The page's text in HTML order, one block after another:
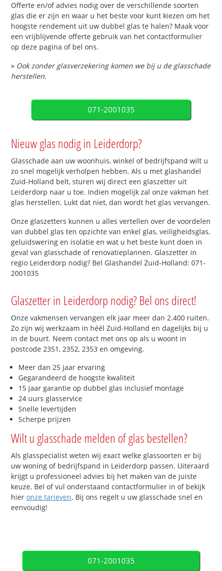
Offerte en/of advies nodig over de verschillende soorten
glas die er zijn en waar u het beste voor kunt kiezen om het
hoogste rendement uit uw dubbel glas te halen? Maak voor
een vrijblijvende offerte gebruik van het contactformulier
op deze pagina of bel ons.
» Ook zonder glasverzekering komen we bij u de glasschade
herstellen.
071-2001035
Nieuw glas nodig in Leiderdorp?
Glasschade aan uw woonhuis, winkel of bedrijfspand wilt u
zo snel mogelijk verholpen hebben. Als u met glashandel
Zuid-Holland belt, sturen wij direct een glaszetter uit
Leiderdorp naar u toe. Indien mogelijk zal onze vakman het
glas herstellen. Lukt dat niet, dan wordt het glas vervangen.
Onze glaszetters kunnen u alles vertellen over de voordelen
van dubbel glas ten opzichte van enkel glas, veiligheidsglas,
geluidswering en isolatie en wat u het beste kunt doen in
geval van glasschade of renovatieplannen. Glaszetter in
regio Leiderdorp nodig? Bel Glashandel Zuid-Holland: 071-
2001035
Glaszetter in Leiderdorp nodig? Bel ons direct!
Onze vakmensen vervangen elk jaar meer dan 2.400 ruiten.
Zo zijn wij werkzaam in héél Zuid-Holland en dagelijks bij u
in de buurt. Neem contact met ons op als u woont in
postcode 2351, 2352, 2353 en omgeving.
Meer dan 25 jaar ervaring
Gegarandeerd de hoogste kwaliteit
15 jaar garantie op dubbel glas inclusief montage
24 uurs glasservice
Snelle levertijden
Scherpe prijzen
Wilt u glasschade melden of glas bestellen?
Als glasspecialist weten wij exact welke glassoorten er bij
uw woning of bedrijfspand in Leiderdorp passen. Uiteraard
krijgt u professioneel advies bij het maken van de juiste
keuze. Bel of vul onderstaand contactformulier in of bekijk
hieronze tarieven. Bij ons regelt u uw glasschade snel en
eenvoudig!
071-2001035